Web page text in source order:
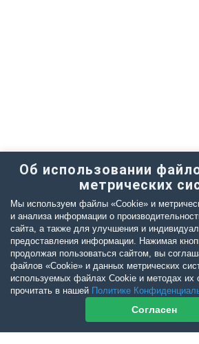
Об использовании
метрических
Мы используем файлы «Cookie» и
и анализа информации о
сайта, а также для улучшения и
предоставления информации. Нажимая
продолжая пользоваться сайтом, вы
файлов «Cookie» и данных метрических
используемых файлах Cookie и методах их
прочитать в нашей Политике
Согласен